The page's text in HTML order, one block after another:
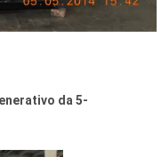
da 5-